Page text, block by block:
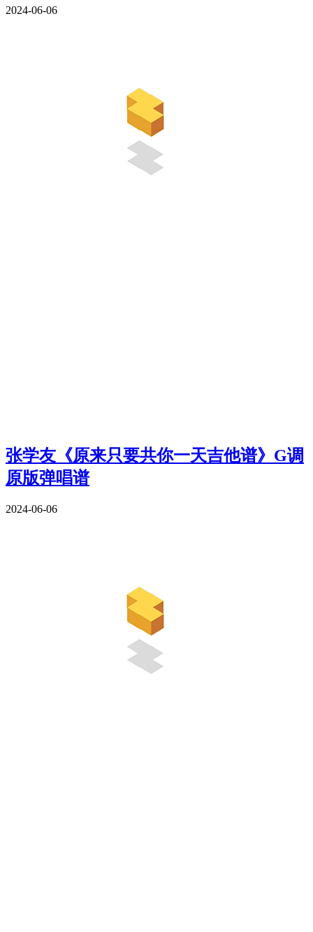
2024-06-06
张学友《原来只要共你一天吉他谱》G调
原版弹唱谱
2024-06-06